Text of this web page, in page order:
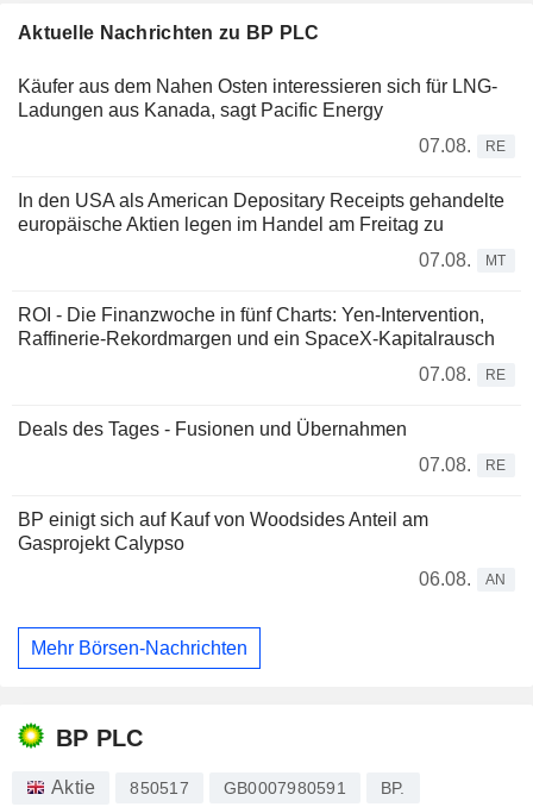
Aktuelle Nachrichten zu BP PLC
Käufer aus dem Nahen Osten interessieren sich für LNG-
Ladungen aus Kanada, sagt Pacific Energy
07.08.
RE
In den USA als American Depositary Receipts gehandelte
europäische Aktien legen im Handel am Freitag zu
07.08.
MT
ROI - Die Finanzwoche in fünf Charts: Yen-Intervention,
Raffinerie-Rekordmargen und ein SpaceX-Kapitalrausch
07.08.
RE
Deals des Tages - Fusionen und Übernahmen
07.08.
RE
BP einigt sich auf Kauf von Woodsides Anteil am
Gasprojekt Calypso
06.08.
AN
Mehr Börsen-Nachrichten
BP PLC
Aktie 850517 GB0007980591 BP.